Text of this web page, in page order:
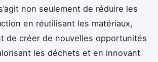
non seulement de réduire les
en réutilisant les matériaux,
de créer de nouvelles opportunités
les déchets et en innovant